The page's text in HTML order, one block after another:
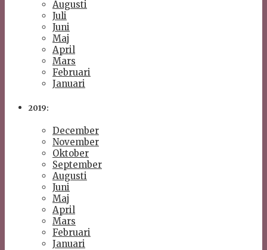
Augusti
Juli
Juni
Maj
April
Mars
Februari
Januari
2019:
December
November
Oktober
September
Augusti
Juni
Maj
April
Mars
Februari
Januari